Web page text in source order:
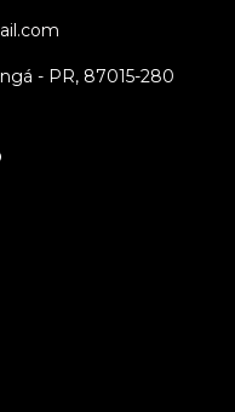
- PR, 87015-280